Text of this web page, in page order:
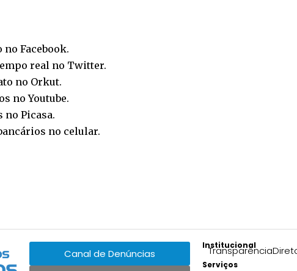
no Facebook.
real no Twitter.
no Orkut.
noYoutube.
no Picasa.
no celular.
Canal de Denúncias
Institucional
Transparência
Serviços